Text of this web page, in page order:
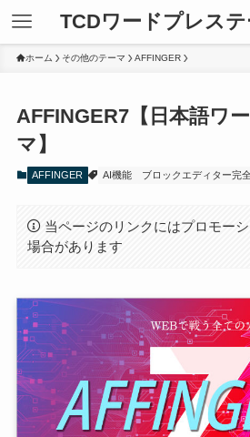
TCDワードプレス
ホーム その他のテーマ AFFINGER
AFFINGER7【日本語ワ
マ】
AFFINGER AI機能 ブロックエディター完
当ページのリンクにはプロモー
場合があります